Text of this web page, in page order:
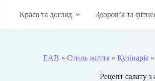
Краса та догляд Здоров’я та
EAB » Стиль життя» Кулінарія»
Рецепт салату